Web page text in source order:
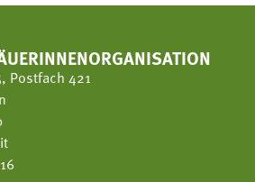
Postfach 421